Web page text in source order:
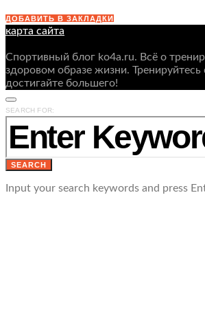
ДОБАВИТЬ В ЗАКЛАДКИ
карта сайта
Спортивный блог ko4a.ru. Всё о
здоровом образе жизни. Тренируйтесь
достигайте большего!
SEARCH FOR:
SEARCH
Input your search keywords and press